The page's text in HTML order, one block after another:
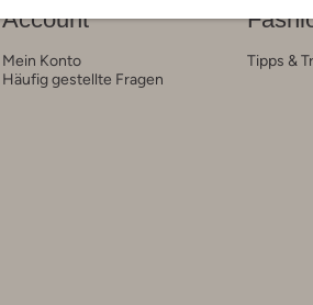
Account
Mein Konto
Häufig gestellte Fragen
Tipps &